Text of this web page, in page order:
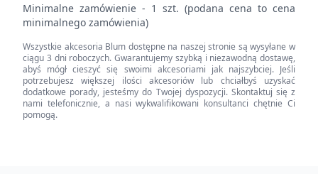
nośny-
pionowe,
dolny/tylny
+
zaślepka
quantity
Minimalne zamówienie - 1 szt. (podana cena to cena
minimalnego zamówienia)
Wszystkie akcesoria Blum dostępne na naszej stronie są wysyłane w
ciągu 3 dni roboczych. Gwarantujemy szybką i niezawodną dostawę,
abyś mógł cieszyć się swoimi akcesoriami jak najszybciej. Jeśli
potrzebujesz większej ilości akcesoriów lub chciałbyś uzyskać
dodatkowe porady, jesteśmy do Twojej dyspozycji. Skontaktuj się z
nami telefonicznie, a nasi wykwalifikowani konsultanci chętnie Ci
pomogą.